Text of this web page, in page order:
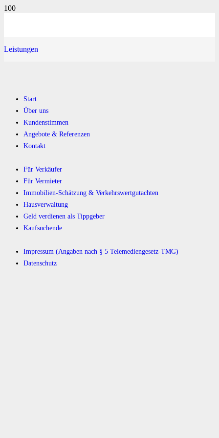
Leistungen
Start
Über uns
Kundenstimmen
Angebote & Referenzen
Kontakt
Für Verkäufer
Für Vermieter
Immobilien-Schätzung & Verkehrswertgutachten
Hausverwaltung
Geld verdienen als Tippgeber
Kaufsuchende
Impressum (Angaben nach § 5 Telemediengesetz-TMG)
Datenschutz